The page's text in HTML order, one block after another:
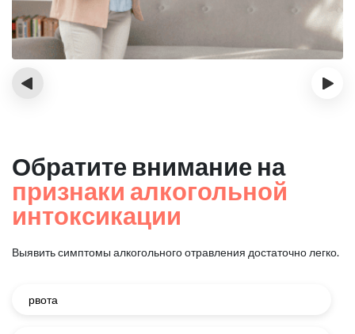
‹ ›
Обратите внимание на
признаки алкогольной
интоксикации
Выявить симптомы алкогольного отравления достаточно легко.
рвота